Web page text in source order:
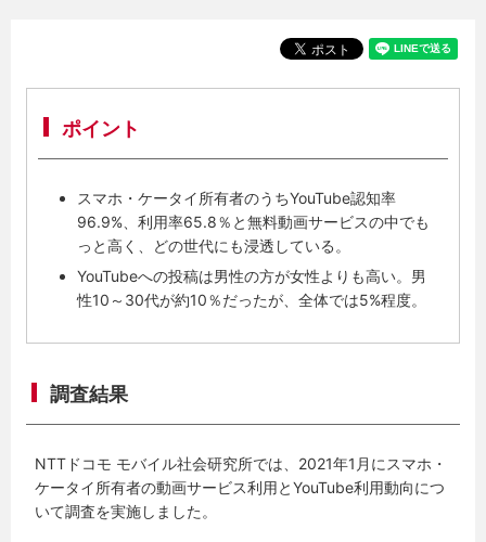
ポイント
スマホ・ケータイ所有者のうちYouTube認知率
96.9%、利用率65.8％と無料動画サービスの中でも
っと高く、どの世代にも浸透している。
YouTubeへの投稿は男性の方が女性よりも高い。男
性10～30代が約10％だったが、全体では5%程度。
調査結果
NTTドコモ モバイル社会研究所では、2021年1月にスマホ・
ケータイ所有者の動画サービス利用とYouTube利用動向につ
いて調査を実施しました。